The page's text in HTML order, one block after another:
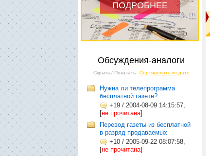
ПОДРОБНЕЕ
Обсуждения-аналоги
Скрыть / Показать Сортировать по дате
Нужна ли телепрограмма
бесплатной газете?
+19 / 2004-08-09 14:15:57,
[не прочитана]
Перевод газеты из бесплатной
в разряд продаваемых
+10 / 2005-09-22 08:07:58,
[не прочитана]